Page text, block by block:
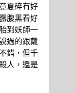
夏碎有好
腹黑看好
到妖師一
過的跟戴
錯，但千
人，還是